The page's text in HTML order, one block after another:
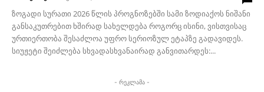
ზოგადი სურათი 2026 წლის პროგნოზებში სამი ზოდიაქოს ნიშანი
განსაკუთრებით ხშირად სახელდება როგორც ისინი, ვისთვისაც
ურთიერთობა შესაძლოა უფრო სერიოზულ ეტაპზე გადავიდეს.
სიუჟეტი შეიძლება სხვადასხვანაირად განვითარდეს:...
- რეკლამა -